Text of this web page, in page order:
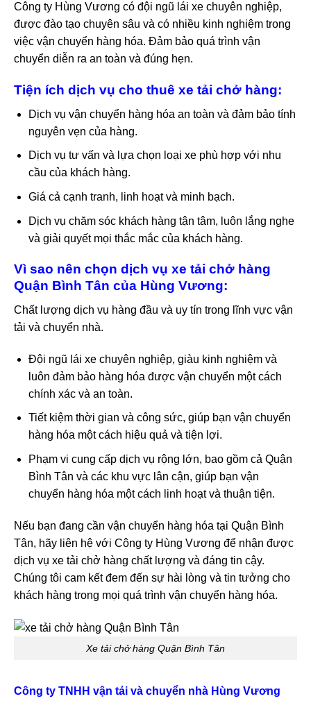
Công ty Hùng Vương có đội ngũ lái xe chuyên nghiệp,
được đào tạo chuyên sâu và có nhiều kinh nghiệm trong
việc vận chuyển hàng hóa. Đảm bảo quá trình vận
chuyển diễn ra an toàn và đúng hẹn.
Tiện ích dịch vụ cho thuê xe tải chở hàng:
Dịch vụ vận chuyển hàng hóa an toàn và đảm bảo tính
nguyên vẹn của hàng.
Dịch vụ tư vấn và lựa chọn loại xe phù hợp với nhu
cầu của khách hàng.
Giá cả cạnh tranh, linh hoạt và minh bạch.
Dịch vụ chăm sóc khách hàng tận tâm, luôn lắng nghe
và giải quyết mọi thắc mắc của khách hàng.
Vì sao nên chọn dịch vụ xe tải chở hàng
Quận Bình Tân của Hùng Vương:
Chất lượng dịch vụ hàng đầu và uy tín trong lĩnh vực vận
tải và chuyển nhà.
Đội ngũ lái xe chuyên nghiệp, giàu kinh nghiệm và
luôn đảm bảo hàng hóa được vận chuyển một cách
chính xác và an toàn.
Tiết kiệm thời gian và công sức, giúp bạn vận chuyển
hàng hóa một cách hiệu quả và tiện lợi.
Phạm vi cung cấp dịch vụ rộng lớn, bao gồm cả Quận
Bình Tân và các khu vực lân cận, giúp bạn vận
chuyển hàng hóa một cách linh hoạt và thuận tiện.
Nếu bạn đang cần vận chuyển hàng hóa tại Quận Bình
Tân, hãy liên hệ với Công ty Hùng Vương để nhận được
dịch vụ xe tải chở hàng chất lượng và đáng tin cậy.
Chúng tôi cam kết đem đến sự hài lòng và tin tưởng cho
khách hàng trong mọi quá trình vận chuyển hàng hóa.
Xe tải chở hàng Quận Bình Tân
Công ty TNHH vận tải và chuyển nhà Hùng Vương